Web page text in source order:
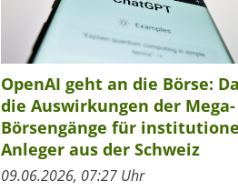
OpenAI geht an die Börse:
die Auswirkungen der Mega-
Börsengänge für
Anleger aus der Schweiz
09.06.2026, 07:27 Uhr